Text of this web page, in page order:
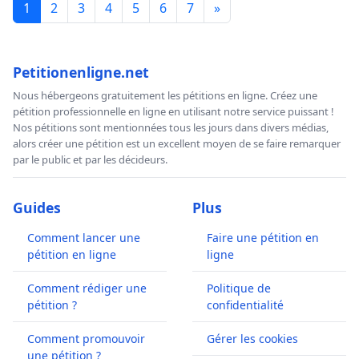
1 2 3 4 5 6 7 »
Petitionenligne.net
Nous hébergeons gratuitement les pétitions en ligne. Créez une
pétition professionnelle en ligne en utilisant notre service puissant !
Nos pétitions sont mentionnées tous les jours dans divers médias,
alors créer une pétition est un excellent moyen de se faire remarquer
par le public et par les décideurs.
Guides
Comment lancer une
pétition en ligne
Comment rédiger une
pétition ?
Comment promouvoir
une pétition ?
Plus
Faire une pétition en
ligne
Politique de
confidentialité
Gérer les cookies